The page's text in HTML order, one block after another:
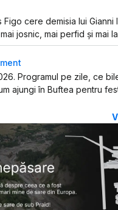
Figo cere demisia lui Gianni
mai josnic, mai perfid și mai
Programul pe zile, ce
ajungi în Buftea pentru